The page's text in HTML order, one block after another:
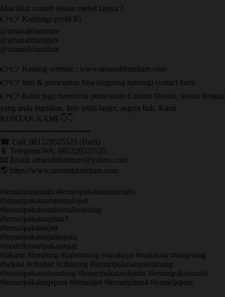
Mau lihat contoh desain mebel lainya ?
👉👉 Kunjungi profil IG
@amanahfurniture
@amanahfurniture
@amanahfurniture
👉👉 Katalog website : www.amanahfurniture.com
👉👉 info & pemesanan bisa langsung hubungi contact kami
👉👉 Kami juga menerima pemesanan Custom Desain, sesuai dengan
yang anda inginkan. Info lebih lanjut, segera hub. Kami
KONTAK KAMI 👇👇
➖➖➖➖➖➖➖➖➖➖➖➖➖➖➖ ㅤ
☎ Call: 081229525525 (Budi)
📱 Telegram/WA: 081229525525
📧 Email: amanahfurniture@yahoo.com
🌎 https://www.amanahfurniture.com
#lemariminimalis #lemaripakaianminimalis
#lemaripakaianminimalisjati
#lemaripakaianminimalissleding
#lemaripakaianpintu3
#lemaripakaianjati
#lemaripakaianjatijepara
#modellemaripakaianjati
#jakarta #bandung #palembang #surabaya #makassar #tangerang
#bekasi #cibubur #cibinong #lemaripakaianpalembang
#lemaripakaianbandung #lemaripakaian4pintu #lemaripakaianukir
#lemaripakaianjepara #lemarijati #lemaripintu4 #lemarijepara